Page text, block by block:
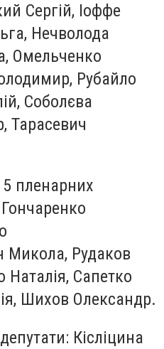
Сергій, Іоффе
Нечволода
Омельченко
Рубайло
Соболєва
Тарасевич
пленарних
Микола, Рудаков
Наталія, Сапетко
Шихов Олександр.
Кісліцина